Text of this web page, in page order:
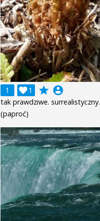
1 1
 grade account_circle
tak prawdziwe. surrealistyczny.
(paproć)